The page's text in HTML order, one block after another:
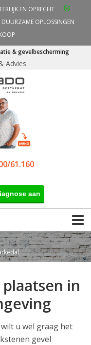
EERLIJK EN OPRECHT
DUURZAME OPLOSSINGEN
& gevelbescherming
Advies
61.160
aan
in
u wel graag het
gevel